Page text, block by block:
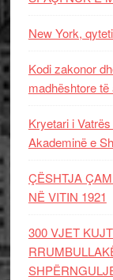
New York,
Kodi zakonor
madhështore
Kryetari i
Akademinë e
ÇËSHTJA
NË VITIN 1921
300 VJET